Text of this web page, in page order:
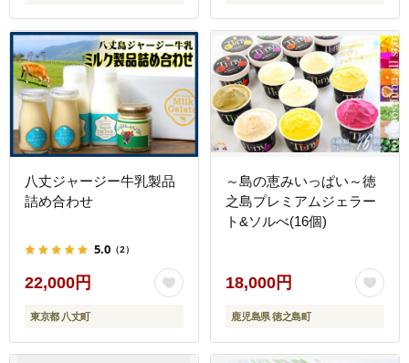
八丈ジャージー牛乳製品
詰め合わせ
5.0 （2）
22,000円
東京都 八丈町
～島の恵みいっぱい～徳
之島プレミアムジェラー
ト&ソルべ(16個)
18,000円
鹿児島県 徳之島町